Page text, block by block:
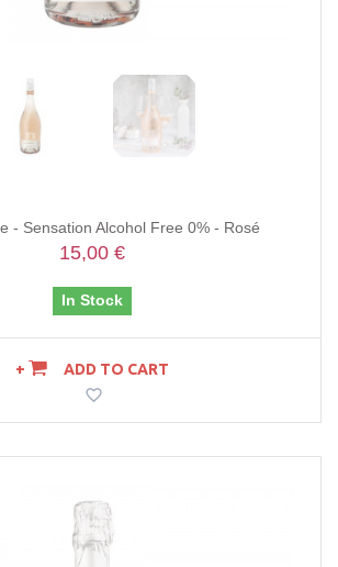
- Sensation Alcohol Free 0% - Rosé
15,00 €
In Stock
ADD TO CART